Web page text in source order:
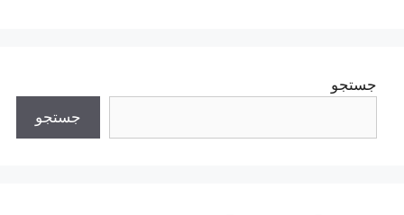
جستجو
جستجو